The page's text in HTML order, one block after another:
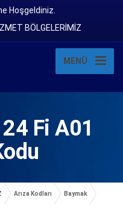
Hoşgeldiniz.
BÖLGELERİMİZ
MENÜ
Fi A01
Arıza Kodları Baymak